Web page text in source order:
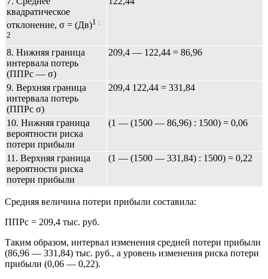
квадратическое
отклонение, σ = (Дв)1 :
2
8. Нижняя граница
интервала потерь
(ППРс — σ)
209,4 — 122,44 = 86,96
9. Верхняя граница
интервала потерь
(ППРс σ)
209,4 122,44 = 331,84
10. Нижняя граница
вероятности риска
потери прибыли
(1 — (1500 — 86,96) : 1500) = 0,06
11. Верхняя граница
вероятности риска
потери прибыли
(1 — (1500 — 331,84) : 1500) = 0,22
Средняя величина потери прибыли составила:
ППРс = 209,4 тыс. руб.
Таким образом, интервал изменения средней потери прибыли
(86,96 — 331,84) тыс. руб., а уровень изменения риска потери
прибыли (0,06 — 0,22).